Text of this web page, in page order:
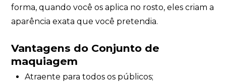
forma, quando você os aplica no rosto, eles criam a
aparência exata que você pretendia.
Vantagens do Conjunto de
maquiagem
Atraente para todos os públicos;